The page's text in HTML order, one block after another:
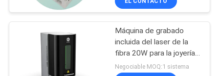
РУССКИЙ
САЙТSoldadora de laser
del PDA
160
Máquina de grabado
incluida del laser de la
fibra 20W para la joyería
del oro
Negociable MOQ:1 sistema